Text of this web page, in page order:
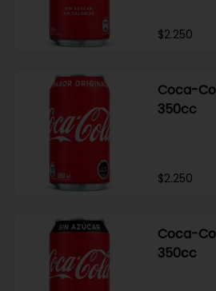
$2.250
Coca-
350cc
$2.250
Coca-
350cc